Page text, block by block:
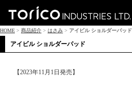
HOME > 商品紹介 > はさみ > アイビル ショルダーパッド
アイビル ショルダーパッド
【2023年11月1日発売】